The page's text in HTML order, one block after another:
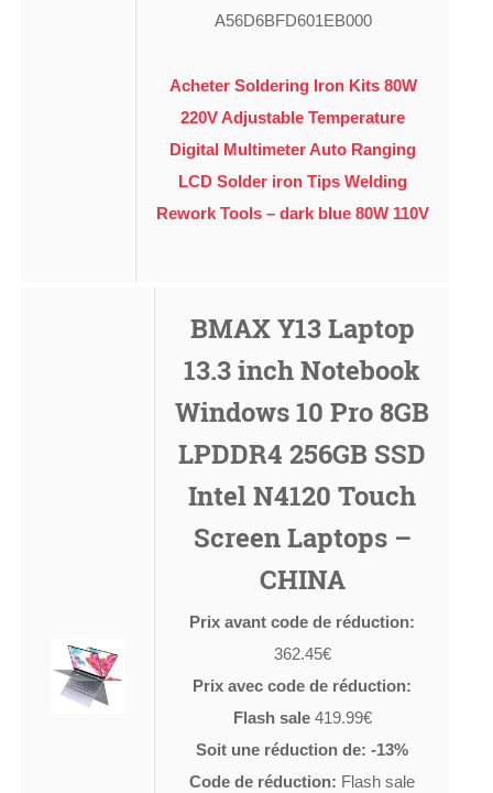
A56D6BFD601EB000
Acheter Soldering Iron Kits 80W
220V Adjustable Temperature
Digital Multimeter Auto Ranging
LCD Solder iron Tips Welding
Rework Tools – dark blue 80W 110V
BMAX Y13 Laptop
13.3 inch Notebook
Windows 10 Pro 8GB
LPDDR4 256GB SSD
Intel N4120 Touch
Screen Laptops –
CHINA
Prix avant code de réduction:
362.45€
Prix avec code de réduction:
Flash sale 419.99€
Soit une réduction de: -13%
Code de réduction: Flash sale